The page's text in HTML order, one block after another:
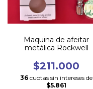
Maquina de afeitar
metálica Rockwell
$211.000
36 cuotas sin intereses de
$5.861